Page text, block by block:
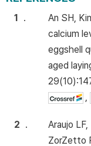
1 .
An SH,
calcium
eggshell
aged
,
2 .
Araujo
ZorZetto